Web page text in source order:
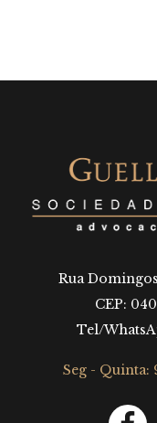
Rua
CEP:
Tel/
Seg - Quinta: